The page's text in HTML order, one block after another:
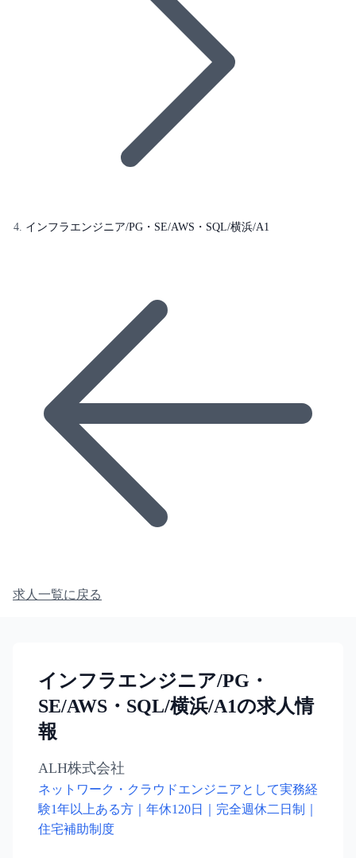
インフラエンジニア/PG・SE/AWS・SQL/横浜/A1
求人一覧に戻る
インフラエンジニア/PG・
SE/AWS・SQL/横浜/A1の求人情
報
ALH株式会社
ネットワーク・クラウドエンジニアとして実務経
験1年以上ある方｜年休120日｜完全週休二日制｜
住宅補助制度